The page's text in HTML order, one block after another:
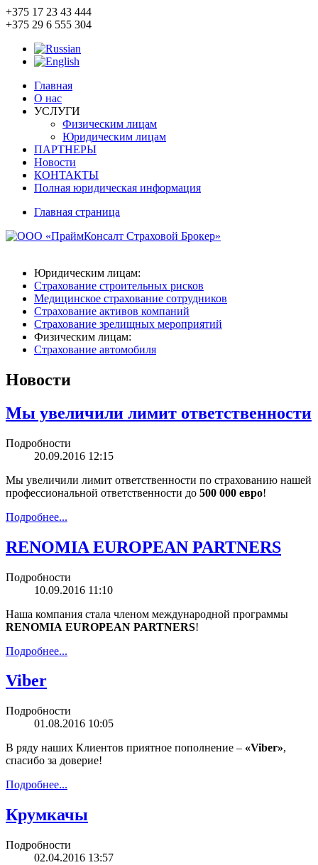
+375 17 23 43 444
+375 29 6 555 304
Главная
О нас
УСЛУГИ
Физическим лицам
Юридическим лицам
ПАРТНЕРЫ
Новости
КОНТАКТЫ
Полная юридическая информация
Главная страница
Юридическим лицам:
Страхование строительных рисков
Медицинское страхование сотрудников
Страхование активов компаний
Страхование зрелищных мероприятий
Физическим лицам:
Страхование автомобиля
Новости
Мы увеличили лимит ответственности
Подробности
20.09.2016 12:15
Мы увеличили лимит ответственности по страхованию нашей
профессиональной ответственности до 500 000 евро!
Подробнее...
RENOMIA EUROPEAN PARTNERS
Подробности
10.09.2016 11:10
Наша компания стала членом международной программы
RENOMIA EUROPEAN PARTNERS!
Подробнее...
Viber
Подробности
01.08.2016 10:05
В ряду наших Клиентов приятное пополнение – «Viber»,
спасибо за доверие!
Подробнее...
Крумкачы
Подробности
02.04.2016 13:57